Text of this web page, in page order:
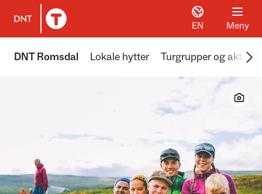
Til DNT.no forside
EN Meny
DNT Romsdal Lokale hytter Turgrupper og